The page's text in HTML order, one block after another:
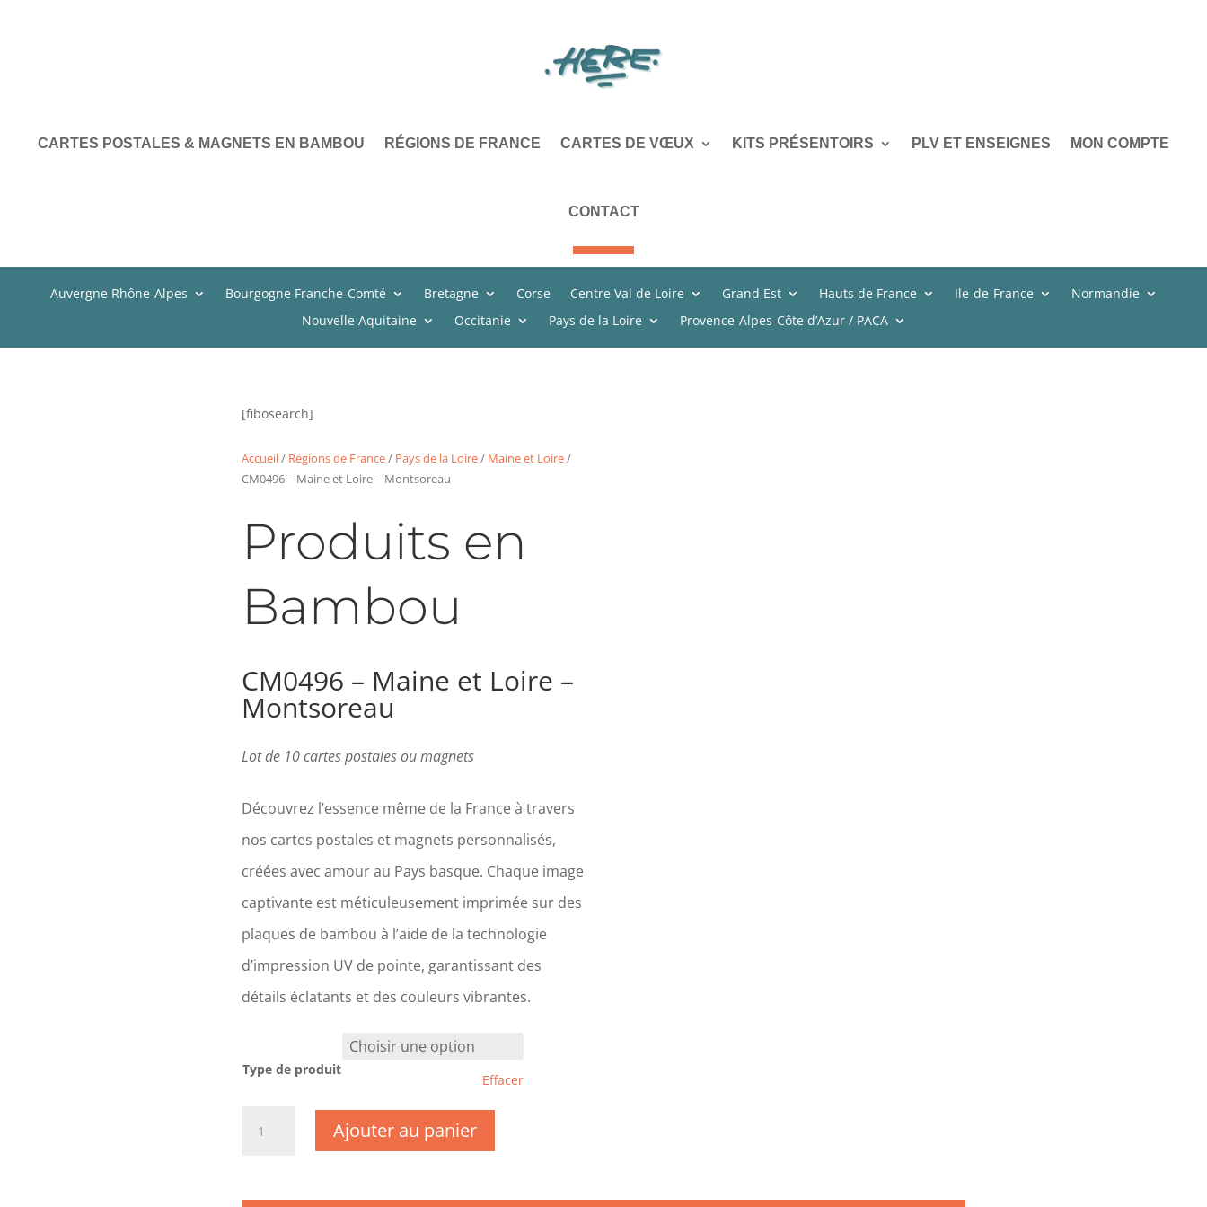
CARTES POSTALES & MAGNETS EN BAMBOU RÉGIONS DE FRANCE CARTES DE VŒUX KITS PRÉSENTOIRS PLV ET ENSEIGNES MON COMPTE
CONTACT
Auvergne Rhône-Alpes Bourgogne Franche-Comté Bretagne Corse Centre Val de Loire Grand Est Hauts de France Ile-de-France
Normandie
Nouvelle Aquitaine
Occitanie Pays de la Loire Provence-Alpes-Côte d’Azur / PACA
[fibosearch]
Accueil/ Régions de France/ Pays de la Loire/ Maine et Loire/
CM0496 – Maine et Loire – Montsoreau
Produits en
Bambou
CM0496 – Maine et Loire –
Montsoreau
Lot de 10 cartes postales ou magnets
Découvrez l’essence même de la France à travers
nos cartes postales et magnets personnalisés,
créées avec amour au Pays basque. Chaque image
captivante est méticuleusement imprimée sur des
plaques de bambou à l’aide de la technologie
d’impression UV de pointe, garantissant des
détails éclatants et des couleurs vibrantes.
Type de produit
Effacer
Maine
Ajouter au panier